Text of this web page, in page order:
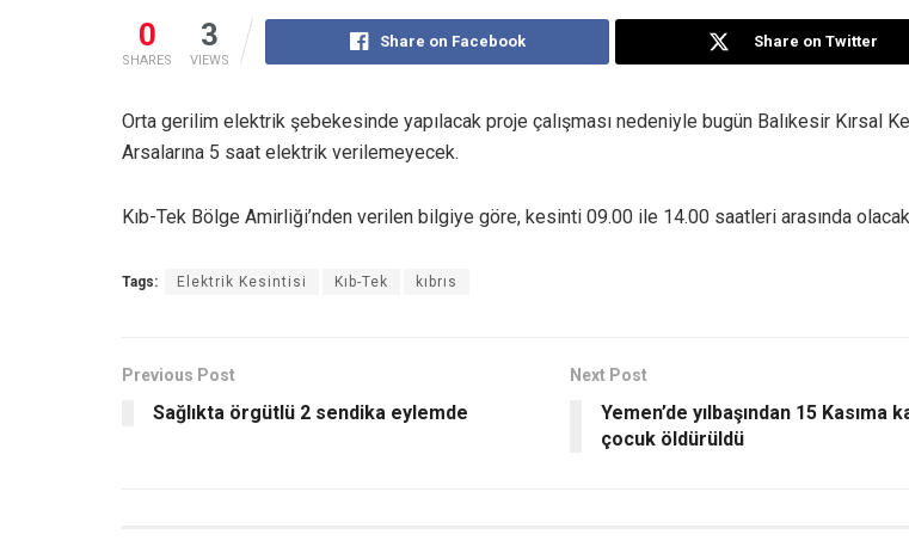
0
SHARES
3
VIEWS
Share on Facebook Share on Twitter
Orta gerilim elektrik şebekesinde yapılacak proje çalışması nedeniyle bugün Balıkesir Kırsal
Arsalarına 5 saat elektrik verilemeyecek.
Kıb-Tek Bölge Amirliği’nden verilen bilgiye göre, kesinti 09.00 ile 14.00 saatleri arasında
Tags: Elektrik Kesintisi Kıb-Tek kıbrıs
Previous Post
Sağlıkta örgütlü 2 sendika eylemde
Next Post
Yemen’de yılbaşından 15 Kasıma
çocuk öldürüldü